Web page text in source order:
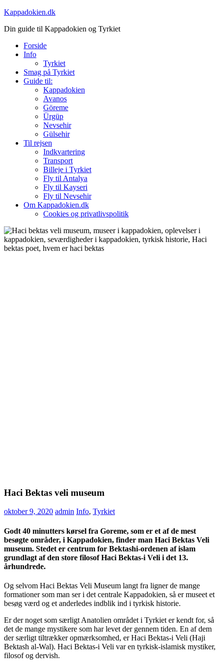
Skip
content
Kappadokien.dk
Din guide til Kappadokien og Tyrkiet
Forside
Info
Tyrkiet
Smag på Tyrkiet
Guide til:
Kappadokien
Avanos
Göreme
Ürgüp
Nevsehir
Gülsehir
Til rejsen
Indkvartering
Transport
Billeje i Tyrkiet
Fly til Antalya
Fly til Kayseri
Fly til Nevsehir
Om Kappadokien.dk
Cookies og privatlivspolitik
Haci Bektas veli museum
oktober 9, 2020 admin Info, Tyrkiet
Godt 40 minutters kørsel fra Goreme, som er et af de mest
besøgte områder, i Kappadokien, finder man Haci Bektas Veli
museum. Stedet er centrum for Bektashi-ordenen af ​​islam
grundlagt af den store filosof Haci Bektas-i Veli i det 13.
århundrede.
Og selvom Haci Bektas Veli Museum langt fra ligner de mange
formationer som man ser i det centrale Kappadokien, så er museet et
besøg værd og et anderledes indblik ind i tyrkisk historie.
Er der noget som særligt Anatolien området i Tyrkiet er kendt for, så
det de mange mystikere som har levet der gennem tiden. En af dem
der særligt tiltrækker opmærksomhed, er Haci Bektas-i Veli (Haji
Bektash al-Wal). Haci Bektas-i Veli var en tyrkisk-islamisk mystiker,
filosof og dervish.